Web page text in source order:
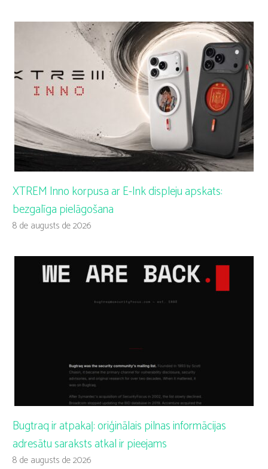
XTREM Inno korpusa ar E-Ink displeju apskats:
bezgalīga pielāgošana
8 de augusts de 2026
Bugtraq ir atpakaļ: oriģinālais pilnas informācijas
adresātu saraksts atkal ir pieejams
8 de augusts de 2026